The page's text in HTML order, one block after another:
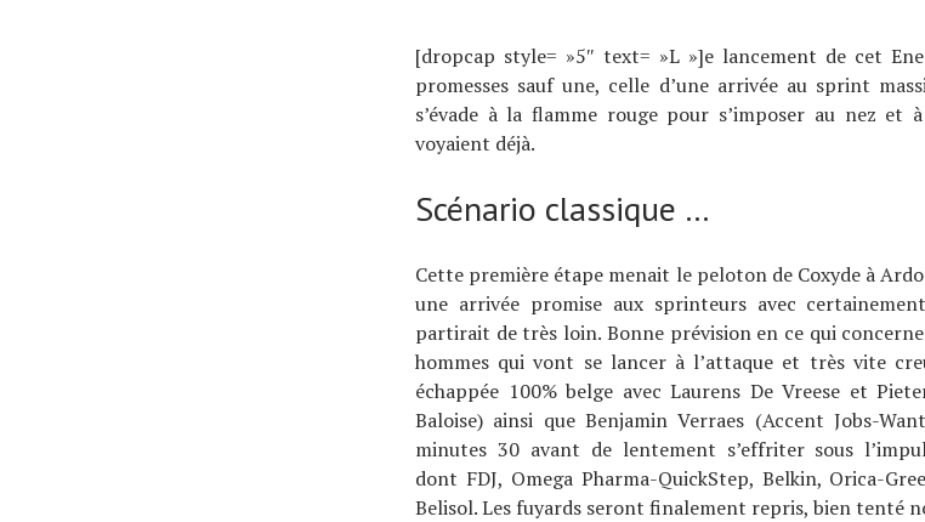
[dropcap style= »5″ text= »L »]e lancement de cet
promesses sauf une, celle d’une arrivée au sprint
s’évade à la flamme rouge pour s’imposer au nez et
voyaient déjà.
Scénario classique …
Cette première étape menait le peloton de Coxyde à
une arrivée promise aux sprinteurs avec
partirait de très loin. Bonne prévision en ce qui
hommes qui vont se lancer à l’attaque et très vite
échappée 100% belge avec Laurens De Vreese et
Baloise) ainsi que Benjamin Verraes (Accent Jobs-
minutes 30 avant de lentement s’effriter sous
dont FDJ, Omega Pharma-QuickStep, Belkin, Orica-
Belisol. Les fuyards seront finalement repris, bien tenté